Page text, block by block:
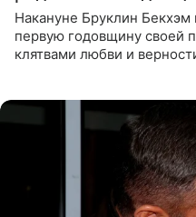
Накануне Бруклин
первую годовщину своей
клятвами любви и